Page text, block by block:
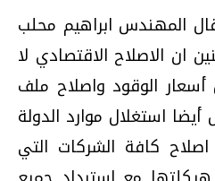
المهندس ابراهيم محلب
ان الاصلاح الاقتصادي لا
الوقود واصلاح ملف
استغلال موارد الدولة
كافة الشركات التي